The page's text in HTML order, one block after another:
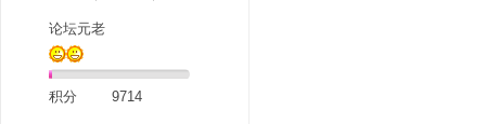
论坛元老
积分 9714